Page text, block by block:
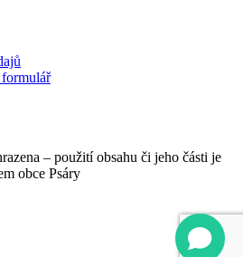
– použití obsahu či jeho části je
obce Psáry